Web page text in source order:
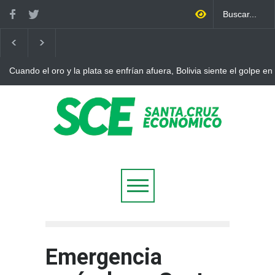
Cuando el oro y la plata se enfrían afuera, Bolivia siente el golpe en
Emergencia